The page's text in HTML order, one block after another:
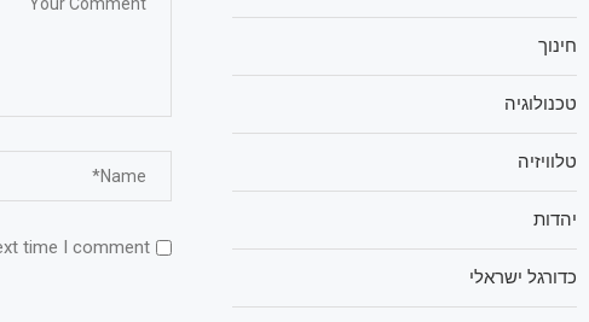
time I comment.
חינוך
טכנולוגיה
טלוויזיה
יהדות
כדורגל ישראלי